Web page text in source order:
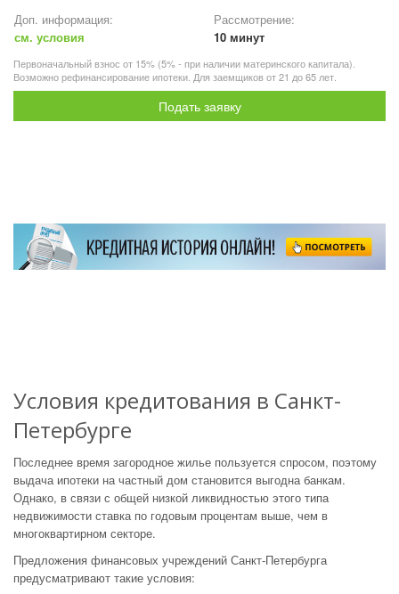
Доп. информация:
см. условия
Рассмотрение:
10 минут
Первоначальный взнос от 15% (5% - при наличии материнского капитала).
Возможно рефинансирование ипотеки. Для заемщиков от 21 до 65 лет.
Подать заявку
Условия кредитования в Санкт-
Петербурге
Последнее время загородное жилье пользуется спросом, поэтому
выдача ипотеки на частный дом становится выгодна банкам.
Однако, в связи с общей низкой ликвидностью этого типа
недвижимости ставка по годовым процентам выше, чем в
многоквартирном секторе.
Предложения финансовых учреждений Санкт-Петербурга
предусматривают такие условия: